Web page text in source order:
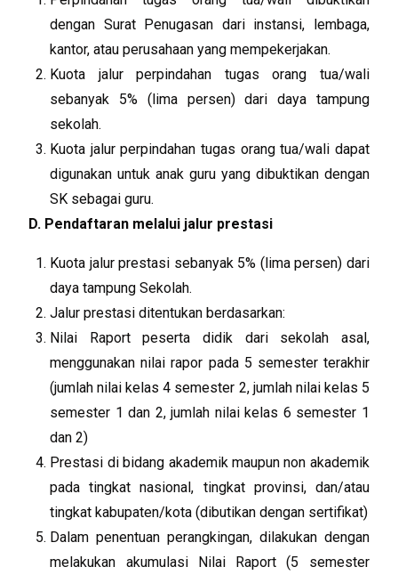
dengan Surat Penugasan dari instansi, lembaga,
kantor, atau perusahaan yang mempekerjakan.
Kuota jalur perpindahan tugas orang tua/wali
sebanyak 5% (lima persen) dari daya tampung
sekolah.
Kuota jalur perpindahan tugas orang tua/wali dapat
digunakan untuk anak guru yang dibuktikan dengan
SK sebagai guru.
D. Pendaftaran melalui jalur prestasi
Kuota jalur prestasi sebanyak 5% (lima persen) dari
daya tampung Sekolah.
Jalur prestasi ditentukan berdasarkan:
Nilai Raport peserta didik dari sekolah asal,
menggunakan nilai rapor pada 5 semester terakhir
(jumlah nilai kelas 4 semester 2, jumlah nilai kelas 5
semester 1 dan 2, jumlah nilai kelas 6 semester 1
dan 2)
Prestasi di bidang akademik maupun non akademik
pada tingkat nasional, tingkat provinsi, dan/atau
tingkat kabupaten/kota (dibutikan dengan sertifikat)
Dalam penentuan perangkingan, dilakukan dengan
melakukan akumulasi Nilai Raport (5 semester